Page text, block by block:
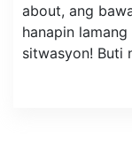
about, ang
hanapin
sitwasyon! Buti